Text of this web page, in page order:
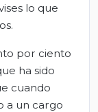
lo que
por ciento
ha sido
cuando
a un cargo